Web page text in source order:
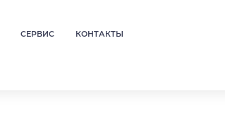
СЕРВИС КОНТАКТЫ